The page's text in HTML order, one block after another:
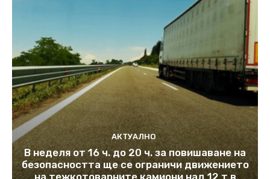
АКТУАЛНО
В неделя от 16 ч. до 20 ч. за повишаване на
безопасността ще се ограничи движението